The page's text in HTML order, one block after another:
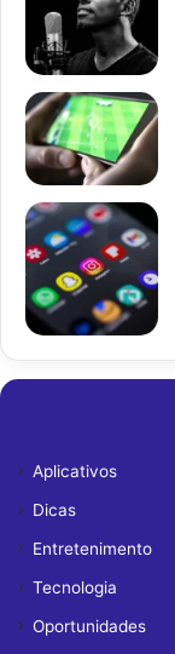
Aplicativos
Dicas
Entretenimento
Tecnologia
Oportunidades